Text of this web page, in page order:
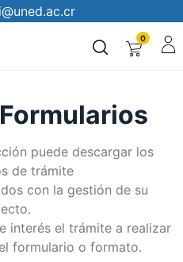
0
puede descargar los
de trámite
con la gestión de su
interés el trámite a realizar
formulario o formato.